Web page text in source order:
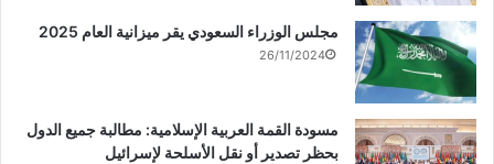
مجلس الوزراء السعودي يقر ميزانية العام 2025
26/11/2024
مسودة القمة العربية الإسلامية: مطالبة جميع الدول
بحظر تصدير أو نقل الأسلحة لإسرائيل